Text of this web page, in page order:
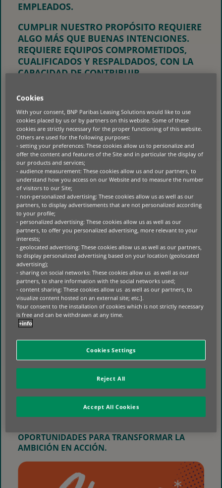
EMPLEADOS.
CUMPLIR NUESTRO PROPÓSITO REQUIERE
ALGO MÁS QUE BUENAS INTENCIONES.
REQUIERE EQUIPOS COMPROMETIDOS,
CUALIFICADOS Y RESPALDADOS, CON LA
CAPACIDAD DE CONTRIBUIR,
NUESTRA PROPUESTA DE VALOR COMO
EMPLEADOR SE ARTICULA EN TORNO A
TRES PILARES:SHAPE, GROW Y THRIVE
(IMAGINA, TRANSFORMA Y IMPACTA).
JUNTOS, REFLEJAN CÓMO APOYAMOS A
NUESTRAS PERSONAS PARA CONTRIBUIR
A UN FUTURO MÁS SOSTENIBLE,
MIENTRAS CONSTRUYEN CARRERAS
PROFESIONALES SIGNIFICATIVAS Y
GRATIFICANTES.
IMAGINA UN FUTURO
MEJOR
IMAGINACONSISTE EN PERMITIR QUE
NUESTROS EMPLEADOS CONTRIBUYAN
ACTIVAMENTE A LA TRANSFORMACIÓN DE
NUESTRO NEGOCIO Y DE NUESTROS MODELOS
COLABORACIÓN Y LA INNOVACIÓN PARA QUE
CADA PERSONA PUEDA GENERAR UN IMPACTO
TANGIBLE — EN NUESTRAS ACTIVIDADES, EN
NUESTROS CLIENTES Y EN LAS COMUNIDADES A
LAS QUE SERVIMOS.
AL IMPLICAR A NUESTROS EQUIPOS EN EL
DESARROLLO DE SOLUCIONES RESPONSABLES
OPORTUNIDADES PARA TRANSFORMAR LA
AMBICIÓN EN ACCIÓN.
Cookies
With your consent, BNP Paribas Leasing Solutions would like to use
cookies placed by us or by partners on this website. Some of these
cookies are strictly necessary for the proper functioning of this website.
Others are used for the following purposes:
- setting your preferences: These cookies allow us to personalize and
offer the content and features of the Site and in particular the display of
our products and services;
- audience measurement: These cookies allow us and our partners, to
understand how you access on our Website and to measure the number
of visitors to our Site;
- non-personalized advertising: These cookies allow us as well as our
partners, to display advertisements that are not personalized according
to your profile;
- personalized advertising: These cookies allow us as well as our
partners, to offer you personalized advertising, more relevant to your
interests;
- geolocated advertising: These cookies allow us as well as our partners,
to display personalized advertising based on your location (geolocated
advertising);
- sharing on social networks: These cookies allow us as well as our
partners, to share information with the social networks used;
- content sharing: These cookies allow us as well as our partners, to
visualize content hosted on an external site; etc.].
Your consent to the installation of cookies which is not strictly necessary
is free and can be withdrawn at any time.
+info
Cookies Settings
Reject All
Accept All Cookies